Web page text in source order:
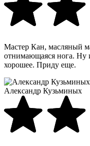
Мастер Кан, масляный
отнимающаяся нога. Ну
хорошее. Приду еще.
Александр Кузьминых